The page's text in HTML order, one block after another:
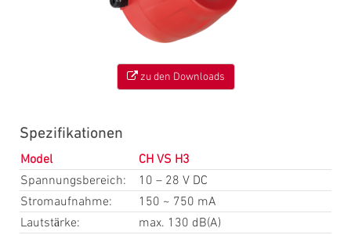
zu den Downloads
Spezifikationen
Model
CH VS H3
Spannungsbereich:
10 – 28 V DC
Stromaufnahme:
150 ~ 750 mA
Lautstärke:
max. 130 dB(A)